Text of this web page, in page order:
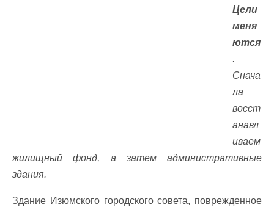
Цели
меня
ются
.
Снача
ла
восст
анавл
иваем
жилищный фонд, а затем административные
здания.
Здание Изюмского городского совета, поврежденное